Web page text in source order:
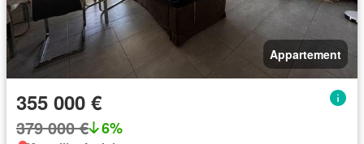
Appartement
355 000 €
379 000 € 6%